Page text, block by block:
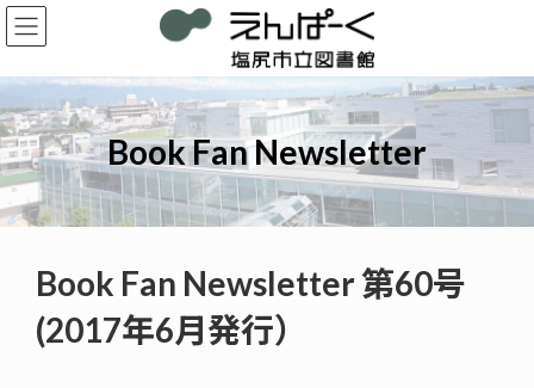
コ
ン
ン
ツ
へ
ス
キ
ッ
プ
ナ
ビ
ー
シ
ョ
ン
に
移
動
Book Fan Newsletter
Book Fan Newsletter 第60号
(2017年6月発行）